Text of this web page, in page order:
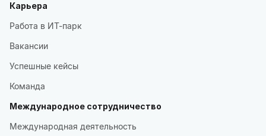
Карьера
Работа в ИТ-парк
Вакансии
Успешные кейсы
Команда
Международное сотрудничество
Международная деятельность